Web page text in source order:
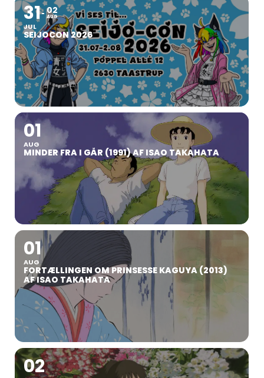
31
JUL
02
AUG
SEIJOCON 2026
01
AUG
MINDER FRA I GÅR (1991) AF ISAO TAKAHATA
01
AUG
FORTÆLLINGEN OM PRINSESSE KAGUYA (2013)
AF ISAO TAKAHATA
02